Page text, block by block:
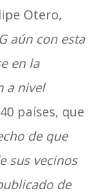
Otero,
aún con esta
en la
a nivel
países, que
de que
sus vecinos
de